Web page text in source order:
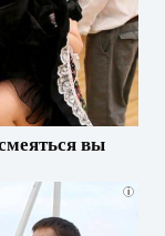
вы
i